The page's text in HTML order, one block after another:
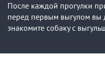
После каждой прогулки
перед первым выгулом вы
знакомите собаку с